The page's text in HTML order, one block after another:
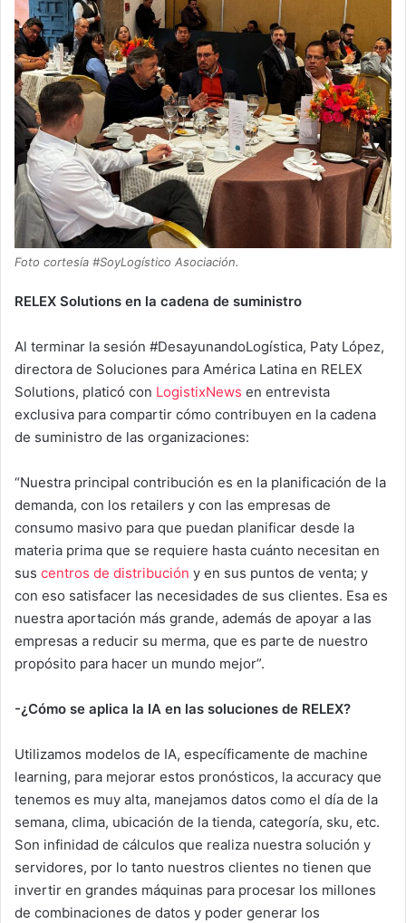
Foto cortesía #SoyLogístico Asociación.
RELEX Solutions en la cadena de suministro
Al terminar la sesión #DesayunandoLogística, Paty López,
directora de Soluciones para América Latina en RELEX
Solutions, platicó con LogistixNews en entrevista
exclusiva para compartir cómo contribuyen en la cadena
de suministro de las organizaciones:
“Nuestra principal contribución es en la planificación de la
demanda, con los retailers y con las empresas de
consumo masivo para que puedan planificar desde la
materia prima que se requiere hasta cuánto necesitan en
sus centros de distribución y en sus puntos de venta; y
con eso satisfacer las necesidades de sus clientes. Esa es
nuestra aportación más grande, además de apoyar a las
empresas a reducir su merma, que es parte de nuestro
propósito para hacer un mundo mejor”.
-¿Cómo se aplica la IA en las soluciones de RELEX?
Utilizamos modelos de IA, específicamente de machine
learning, para mejorar estos pronósticos, la accuracy que
tenemos es muy alta, manejamos datos como el día de la
semana, clima, ubicación de la tienda, categoría, sku, etc.
Son infinidad de cálculos que realiza nuestra solución y
servidores, por lo tanto nuestros clientes no tienen que
invertir en grandes máquinas para procesar los millones
de combinaciones de datos y poder generar los